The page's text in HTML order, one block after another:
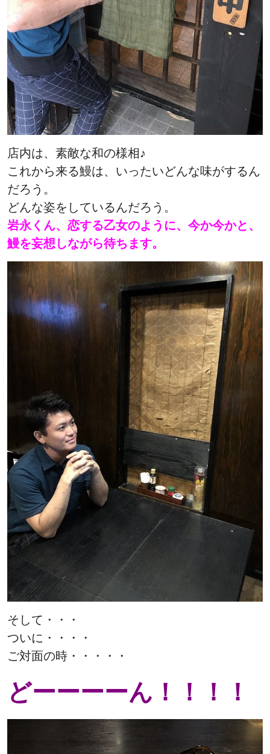
店内は、素敵な和の様相♪
これから来る鰻は、いったいどんな味がするん
だろう。
どんな姿をしているんだろう。
岩永くん、恋する乙女のように、今か今かと、
鰻を妄想しながら待ちます。
そして・・・
ついに・・・・
ご対面の時・・・・・
どーーーーん！！！！